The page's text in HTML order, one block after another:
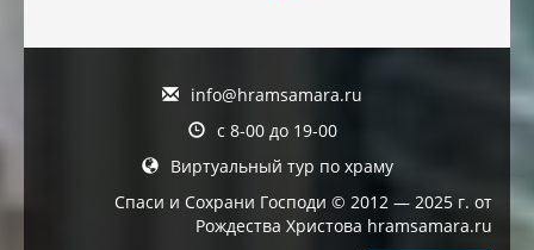
info@hramsamara.ru
с 8-00 до 19-00
Виртуальный тур по храму
Спаси и Сохрани Господи © 2012 — 2025 г. от
Рождества Христова hramsamara.ru